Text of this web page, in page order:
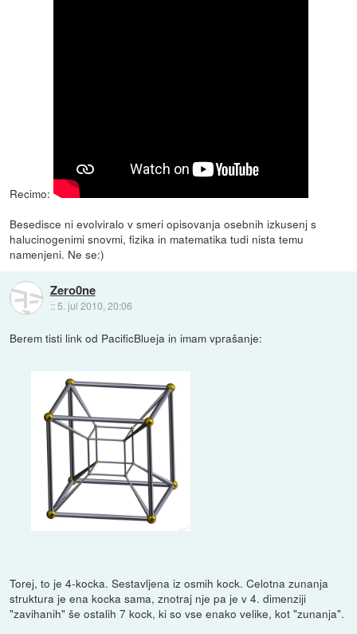
Recimo:
Besedisce ni evolviralo v smeri opisovanja osebnih izkusenj s
halucinogenimi snovmi, fizika in matematika tudi nista temu
namenjeni. Ne se:)
Zero0ne
:: 5. jul 2010, 20:06
Berem tisti link od PacificBlueja in imam vprašanje:
Torej, to je 4-kocka. Sestavljena iz osmih kock. Celotna zunanja
struktura je ena kocka sama, znotraj nje pa je v 4. dimenziji
"zavihanih" še ostalih 7 kock, ki so vse enako velike, kot "zunanja".